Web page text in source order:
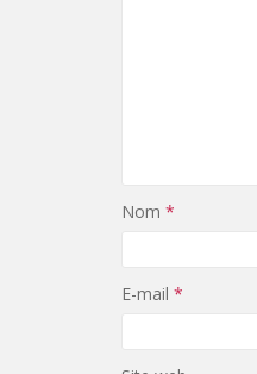
Nom *
E-mail *